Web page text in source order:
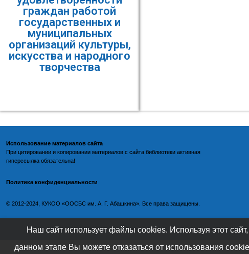
граждан работой
государственных и
муниципальных
организаций культуры,
искусства и народного
творчества
Использование материалов сайта
При цитировании и копировании материалов с сайта библиотеки активная
гиперссылка обязательна!
Политика конфиденциальности
©️ 2012-2024, КУКОО «ООСБС им. А. Г. Абашкина». Все права защищены.
Наш сайт использует файлы cookies. Используя этот
данном этапе Вы можете отказаться от использования